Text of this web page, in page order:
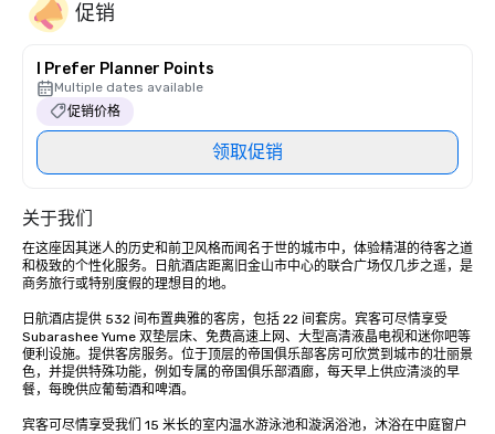
促销
I Prefer Planner Points
Multiple dates available
促销价格
领取促销
关于我们
在这座因其迷人的历史和前卫风格而闻名于世的城市中，体验精湛的待客之道
和极致的个性化服务。日航酒店距离旧金山市中心的联合广场仅几步之遥，是
商务旅行或特别度假的理想目的地。
日航酒店提供 532 间布置典雅的客房，包括 22 间套房。宾客可尽情享受
Subarashee Yume 双垫层床、免费高速上网、大型高清液晶电视和迷你吧等
便利设施。提供客房服务。位于顶层的帝国俱乐部客房可欣赏到城市的壮丽景
色，并提供特殊功能，例如专属的帝国俱乐部酒廊，每天早上供应清淡的早
餐，每晚供应葡萄酒和啤酒。
宾客可尽情享受我们 15 米长的室内温水游泳池和漩涡浴池，沐浴在中庭窗户